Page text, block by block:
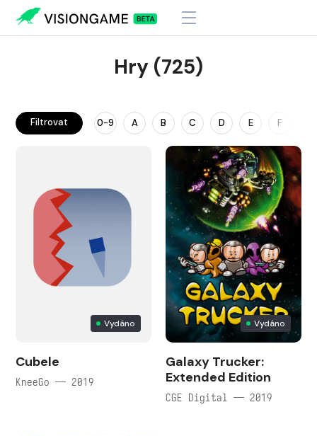
Hry (725)
Filtrovat 0-9 A B C D E F
Vydáno
Cubele
KneeGo — 2019
Vydáno
Galaxy Trucker:
Extended Edition
CGE Digital — 2019